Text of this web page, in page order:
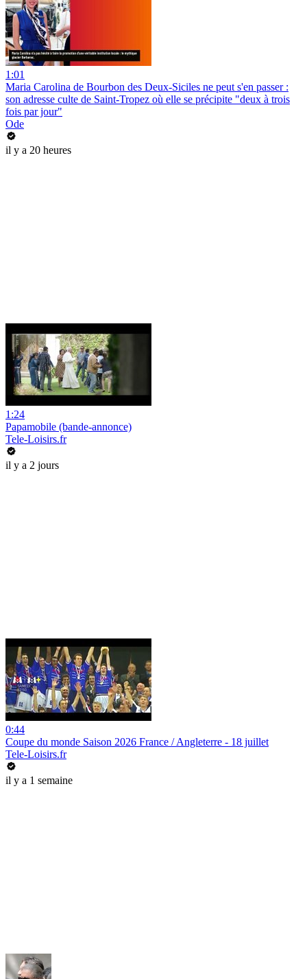
1:01
Maria Carolina de Bourbon des Deux-Siciles ne peut s'en passer :
son adresse culte de Saint-Tropez où elle se précipite "deux à trois
fois par jour"
Ode
il y a 20 heures
1:24
Papamobile (bande-annonce)
Tele-Loisirs.fr
il y a 2 jours
0:44
Coupe du monde Saison 2026 France / Angleterre - 18 juillet
Tele-Loisirs.fr
il y a 1 semaine